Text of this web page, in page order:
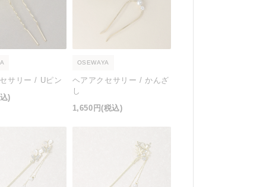
サリー / Uピン
)
OSEWAYA
ヘアアクセサリー / かんざ
し
1,650円(税込)